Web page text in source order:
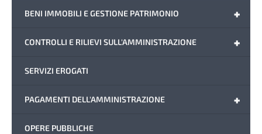
+
BENI IMMOBILI E GESTIONE PATRIMONIO
+
CONTROLLI E RILIEVI SULL'AMMINISTRAZIONE
SERVIZI EROGATI
+
PAGAMENTI DELL'AMMINISTRAZIONE
OPERE PUBBLICHE